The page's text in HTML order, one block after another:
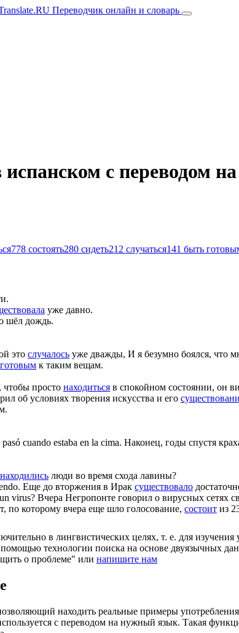
Переводчик онлайн и словарь
с переводом на
778 состоять280 сидеть212 случаться141 быть
уже давно.
шёл дождь.
это случалось уже дважды, И я безумно боялся, что
готовым к таким вещам.
чтобы просто находиться в спокойном состоянии, он
об условиях творения искусства и его
cuando estaba en la cima. Наконец, годы спустя
находились люди во время схода лавины?
Еще до вторжения в Ирак существовало
virus? Вчера Негропонте говорил о вирусных сетях
по которому вчера еще шло голосование, состоит из
в лингвистических целях, т. е. для
технологии поиска на основе двуязычных
о проблеме" или напишите нам
находить реальные примеры
с переводом на нужный язык. Такая